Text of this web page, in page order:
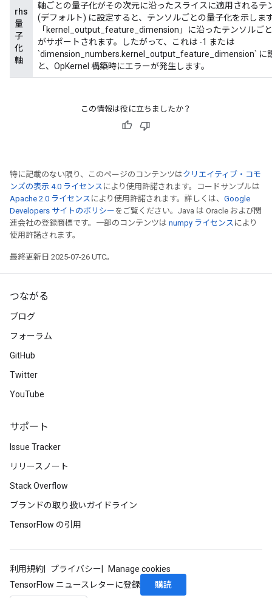
rhs
量
子
化
軸
軸ごとの量子化がその次元に沿ったスライスに適用される
(デフォルト) に設定すると、テンソルごとの量子化を示しま
「kernel_output_feature_dimension」に沿ったテンソルご
がサポートされます。したがって、これは -1 または
`dimension_numbers.kernel_output_feature_dimension` に
と、OpKernel 構築時にエラーが発生します。
この情報は役に立ちましたか？
特に記載のない限り、このページのコンテンツはクリエイティブ・コモ
ンズの表示 4.0 ライセンス により使用許諾されます。コードサンプルは
Apache 2.0 ライセンス により使用許諾されます。詳しくは、 Google
Developers サイトのポリシー をご覧ください。Java は Oracle および関
連会社の登録商標です。一部のコンテンツは numpy ライセンス により
使用許諾されます。
最終更新日 2025-07-26 UTC。
つながる
ブログ
フォーラム
GitHub
Twitter
YouTube
サポート
Issue Tracker
リリースノート
Stack Overflow
ブランドの取り扱いガイドライン
TensorFlow の引用
利用規約 プライバシー
Manage cookies
TensorFlow ニュースレターに登録
購読